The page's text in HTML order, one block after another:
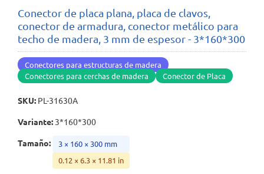
Conector de placa plana, placa de clavos,
conector de armadura, conector metálico para
techo de madera, 3 mm de espesor - 3*160*300
Conectores para estructuras de madera
Conectores para cerchas de madera
Conector de Placa
SKU: PL-31630A
Variante: 3*160*300
Tamaño:
3 × 160 × 300 mm
0.12 × 6.3 × 11.81 in